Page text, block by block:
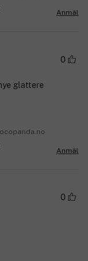
Anmäl
0
glattere
Anmäl
0